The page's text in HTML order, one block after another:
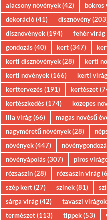
alacsony növények(42) bokros
dekoráció(41) dísznövény
dísznövények(194) fehér virág
gondozás(40) kert(347)
kerti dísznövények(28) kerti
kerti növények(166) kerti
kerttervezés(191) kertészet
kertészkedés(174) közepes
lila virág(66) magas növésű
nagyméretű növények(28)
növények(447)
növényápolás(307) piros
rózsaszín(28) rózsaszín virág
szép kert(27) színek(81)
sárga virág(42) tavaszi virágok
természet(113) tippek(53)